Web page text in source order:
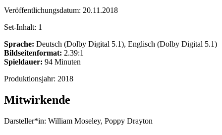
Veröffentlichungsdatum: 20.11.2018
Set-Inhalt: 1
Sprache: Deutsch (Dolby Digital 5.1), Englisch (Dolby Digital 5.1)
Bildseitenformat: 2.39:1
Spieldauer: 94 Minuten
Produktionsjahr: 2018
Mitwirkende
Darsteller*in: William Moseley, Poppy Drayton